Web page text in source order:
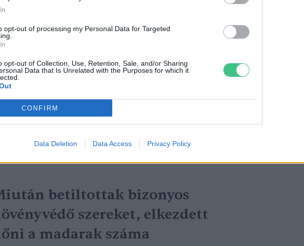
opt-out of processing my Personal Data for Targeted
opt-out of Collection, Use, Retention, Sale, and/or Sharing
Data that Is Unrelated with the Purposes for which it
CONFIRM
Data Deletion Data Access Privacy Policy
téli madáretetés 5 alapszabálya
Szemle
betiltottak bizonyos
szereket, elkezdett
a madarak száma